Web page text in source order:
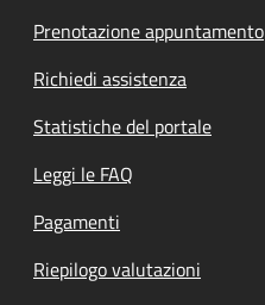
Prenotazione appuntamento
Richiedi assistenza
Statistiche del portale
Leggi le FAQ
Pagamenti
Riepilogo valutazioni